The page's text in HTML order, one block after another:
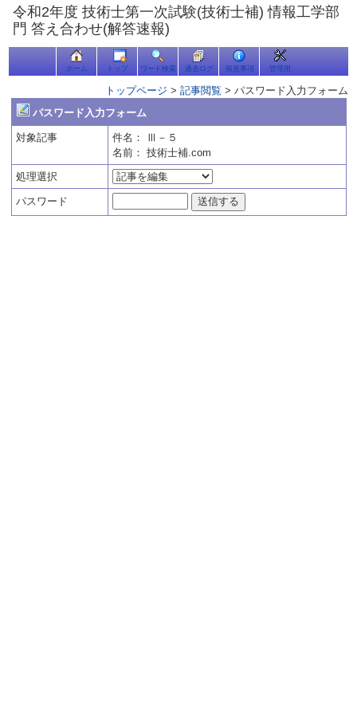
令和2年度 技術士第一次試験(技術士補) 情報工学部
門 答え合わせ(解答速報)
管理用
留意事項
過去ログ
ワード検索
トップ
ホーム
トップページ > 記事閲覧 > パスワード入力フォーム
パスワード入力フォーム
対象記事 件名：
Ⅲ－５
名前： 技術士補.com
処理選択
パスワード